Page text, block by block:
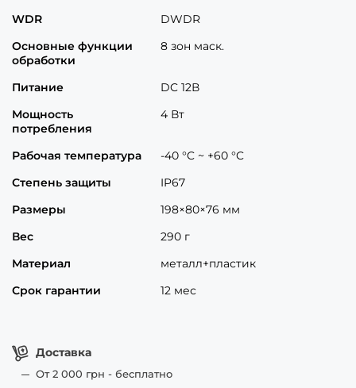
Доставка
От 2 000 грн - бесплатно
WDR
DWDR
Основные функции
обработки
8 зон маск.
Питание
DC 12В
Мощность
потребления
4 Вт
Рабочая температура
-40 °C ~ +60 °C
Степень защиты
IP67
Размеры
198×80×76 мм
Вес
290 г
Материал
металл+пластик
Срок гарантии
12 мес